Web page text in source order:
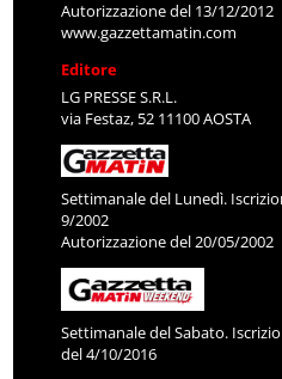
Autorizzazione del 13/12/2012
www.gazzettamatin.com
Editore
LG PRESSE S.R.L.
via Festaz, 52 11100 AOSTA
Settimanale del Lunedì.
9/2002
Autorizzazione del 20/05/2002
Settimanale del Sabato.
del 4/10/2016